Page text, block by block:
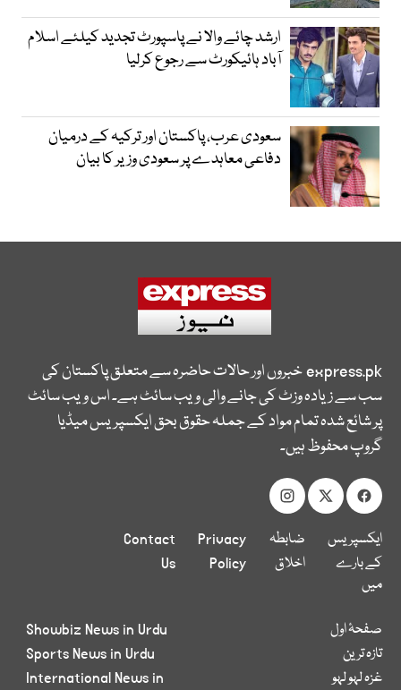
ارشد چائے والا نے پاسپورٹ تجدید کیلئے اسلام
آباد ہائیکورٹ سے رجوع کرلیا
سعودی عرب، پاکستان اور ترکیہ کے درمیان
دفاعی معاہدے پر سعودی وزیر کا بیان
express.pkخبروں اور حالات حاضرہ سے متعلق پاکستان کی
سب سے زیادہ وزٹ کی جانے والی ویب سائٹ ہے۔ اس ویب سائٹ
پر شائع شدہ تمام مواد کے جملہ حقوق بحق ایکسپریس میڈیا
گروپ محفوظ ہیں۔
ایکسپریس
کے بارے
میں
ضابطہ
اخلاق
Privacy
Policy
Contact
Us
صفحۂ اول
تازہ ترین
غزہ لہو لہو
Showbiz News in Urdu
Sports News in Urdu
International News in